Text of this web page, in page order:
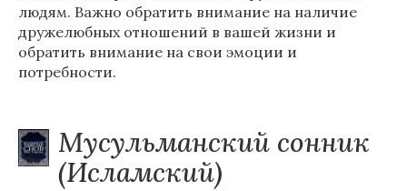
людям. Важно обратить внимание на наличие
дружелюбных отношений в вашей жизни и
обратить внимание на свои эмоции и
потребности.
Мусульманский сонник
(Исламский)